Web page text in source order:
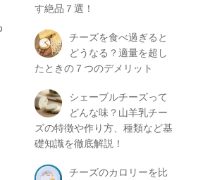
す絶品７選！
チーズを食べ過ぎると
どうなる？適量を超し
たときの７つのデメリット
シェーブルチーズって
どんな味？山羊乳チー
ズの特徴や作り方、種類など基
礎知識を徹底解説！
チーズのカロリーを比